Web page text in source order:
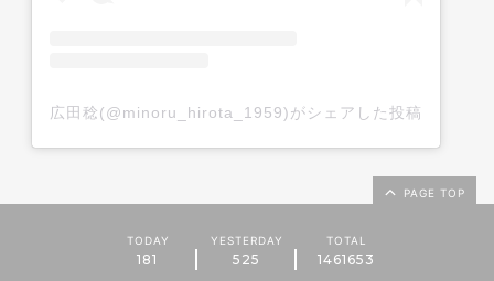
広田稔(@minoru_hirota_1959)がシェアした投稿
PAGE TOP
TODAY
181
YESTERDAY
525
TOTAL
1461653